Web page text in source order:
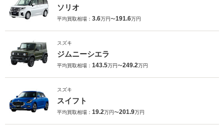
ソリオ
平均買取相場： 3.6万円〜191.6万円
スズキ
ジムニーシエラ
平均買取相場： 143.5万円〜249.2万円
スズキ
スイフト
平均買取相場： 19.2万円〜201.9万円